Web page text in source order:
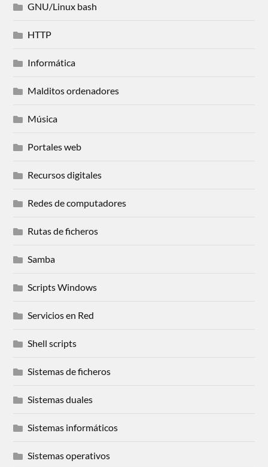
GNU/Linux bash
HTTP
Informática
Malditos ordenadores
Música
Portales web
Recursos digitales
Redes de computadores
Rutas de ficheros
Samba
Scripts Windows
Servicios en Red
Shell scripts
Sistemas de ficheros
Sistemas duales
Sistemas informáticos
Sistemas operativos